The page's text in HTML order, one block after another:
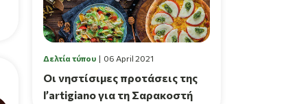
Δελτία τύπου 06 April 2021
Οι νηστίσιμες προτάσεις της
l’artigiano για τη Σαρακοστή